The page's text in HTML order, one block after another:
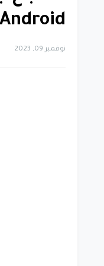
Android من خلال مشاركة الإيرادات
نوفمبر 09, 2023